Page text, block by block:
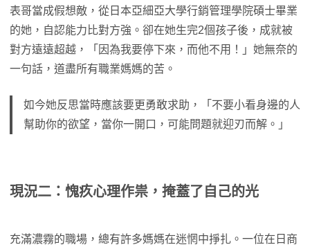
表哥當成假想敵，從日本亞細亞大學行銷管理學院碩士畢業
的她，自認能力比對方強。卻在她生完2個孩子後，成就被
對方遠遠超越，「因為我要停下來，而他不用！」她無奈的
一句話，道盡所有職業媽媽的苦。
如今她反思當時應該要更勇敢求助，「不要小看身邊的人
幫助你的欲望，當你一開口，可能問題就迎刃而解。」
現況二：愧疚心理作祟，掩蓋了自己的光
充滿濃霧的職場，總有許多媽媽在迷惘中掙扎。一位在日商